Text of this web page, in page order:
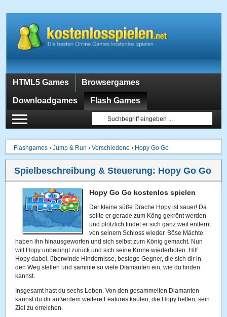
HTML5 Games Browsergames
Downloadgames Flash Games
Flashgames ›Jump & Run ›Verschiedene › Hopy Go Go
Spielbeschreibung & Steuerung: Hopy Go Go
Hopy Go Go kostenlos spielen
Der kleine süße Drache Hopy ist sauer! Da
sollte er gerade zum Köng gekrönt werden
und plötzlich findet er sich ganz weit entfernt
von seinem Schloss wieder. Böse Mächte
haben ihn hinausgeworfen und sich selbst zum König gemacht. Nun
will Hopy unbedingt zurück und sich seine Krone wiederholen. Hilf
Hopy dabei, überwinde Hindernisse, besiege Gegner, die sich dir in
den Weg stellen und sammle so viele Diamanten ein, wie du finden
kannst.
Insgesamt hast du sechs Leben. Von den gesammelten Diamanten
kannst du dir außerdem weitere Features kaufen, die Hopy helfen, sein
Ziel zu erreichen.